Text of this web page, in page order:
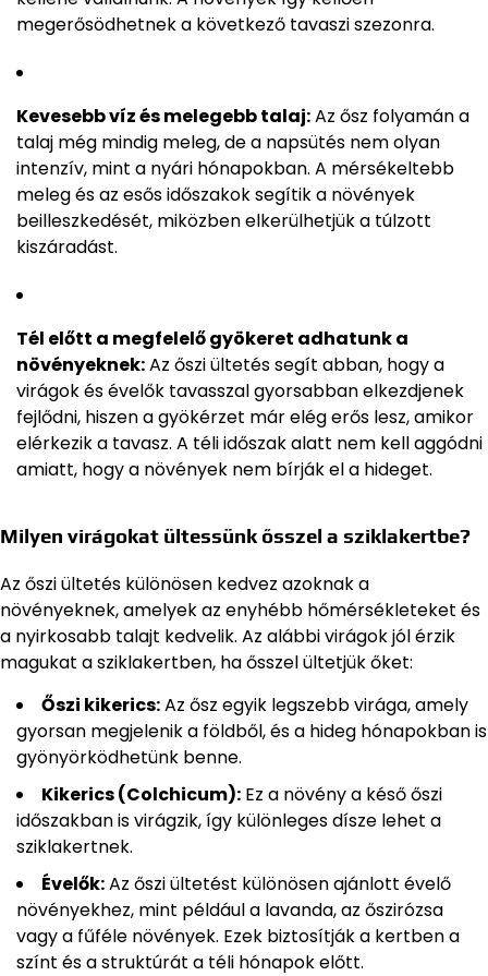
megerősödhetnek a következő tavaszi szezonra.
Kevesebb víz és melegebb talaj:Az ősz folyamán a
talaj még mindig meleg, de a napsütés nem olyan
intenzív, mint a nyári hónapokban. A mérsékeltebb
meleg és az esős időszakok segítik a növények
beilleszkedését, miközben elkerülhetjük a túlzott
kiszáradást.
Tél előtt a megfelelő gyökeret adhatunk a
növényeknek:Az őszi ültetés segít abban, hogy a
virágok és évelők tavasszal gyorsabban elkezdjenek
fejlődni, hiszen a gyökérzet már elég erős lesz, amikor
elérkezik a tavasz. A téli időszak alatt nem kell aggódni
amiatt, hogy a növények nem bírják el a hideget.
Milyen virágokat ültessünk ősszel a sziklakertbe?
Az őszi ültetés különösen kedvez azoknak a
növényeknek, amelyek az enyhébb hőmérsékleteket és
a nyirkosabb talajt kedvelik. Az alábbi virágok jól érzik
magukat a sziklakertben, ha ősszel ültetjük őket:
Őszi kikerics:Az ősz egyik legszebb virága, amely
gyorsan megjelenik a földből, és a hideg hónapokban is
gyönyörködhetünk benne.
Kikerics (Colchicum): Ez a növény a késő őszi
időszakban is virágzik, így különleges dísze lehet a
sziklakertnek.
Évelők:Az őszi ültetést különösen ajánlott évelő
növényekhez, mint például a lavanda, az őszirózsa
vagy a fűféle növények. Ezek biztosítják a kertben a
színt és a struktúrát a téli hónapok előtt.